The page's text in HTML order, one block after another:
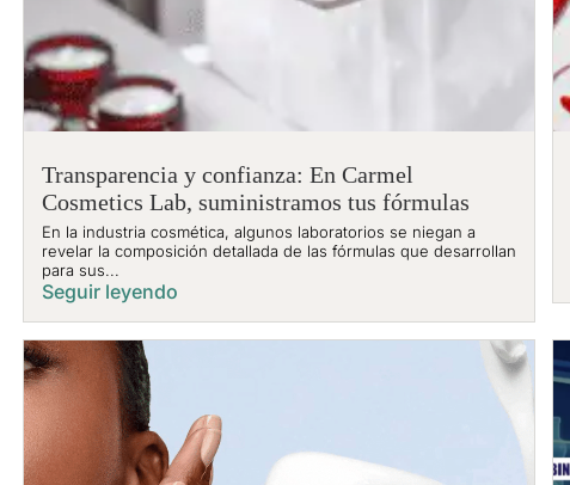
Transparencia y confianza: En Carmel
Cosmetics Lab, suministramos tus fórmulas
En la industria cosmética, algunos laboratorios se niegan a
revelar la composición detallada de las fórmulas que desarrollan
para sus...
Seguir leyendo